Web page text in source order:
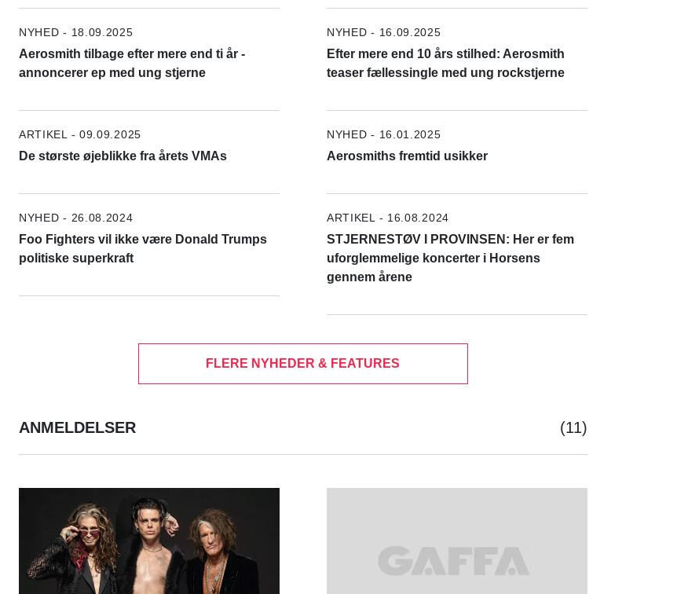
NYHED - 18.09.2025
Aerosmith tilbage efter mere end ti år -
annoncerer ep med ung stjerne
NYHED - 16.09.2025
Efter mere end 10 års stilhed: Aerosmith
teaser fællessingle med ung rockstjerne
ARTIKEL - 09.09.2025
De største øjeblikke fra årets VMAs
NYHED - 16.01.2025
Aerosmiths fremtid usikker
NYHED - 26.08.2024
Foo Fighters vil ikke være Donald Trumps
politiske superkraft
ARTIKEL - 16.08.2024
STJERNESTØV I PROVINSEN: Her er fem
uforglemmelige koncerter i Horsens
gennem årene
FLERE NYHEDER & FEATURES
ANMELDELSER (11)